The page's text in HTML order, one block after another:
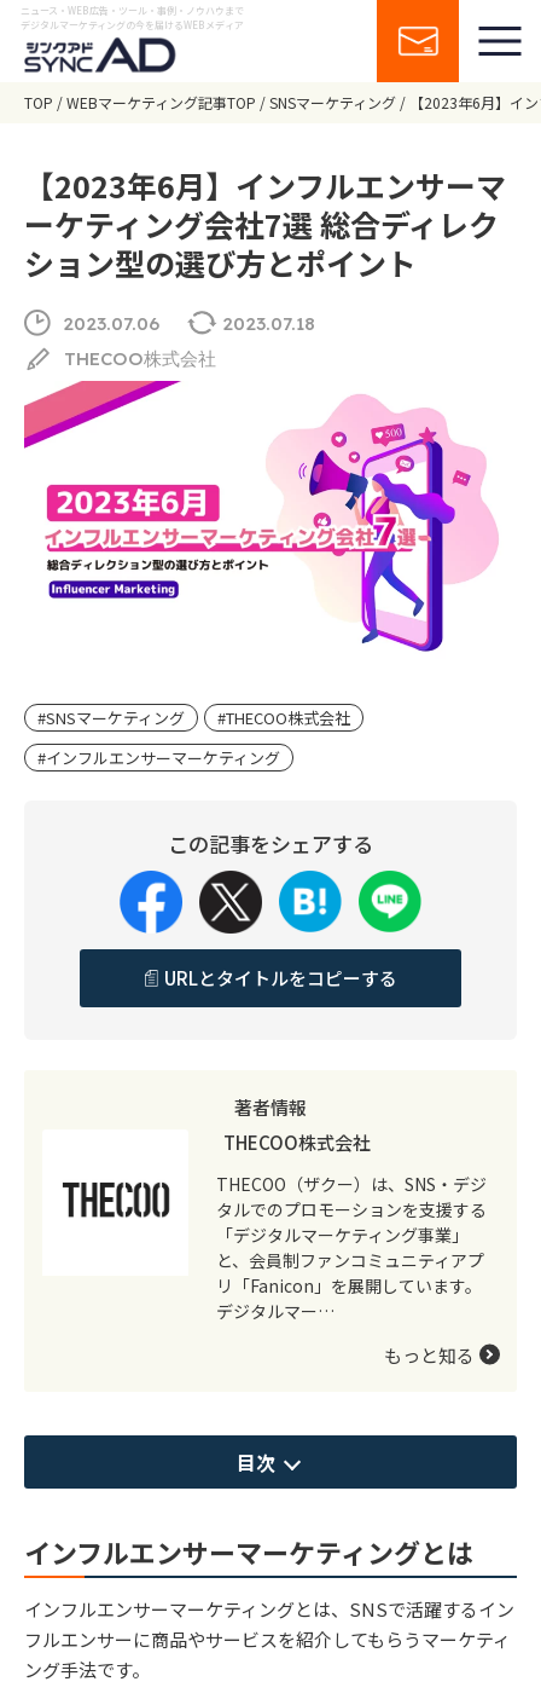
ニュース・WEB広告・ツール・事例・ノウハウまで
デジタルマーケティングの今を届けるWEBメディア
TOP WEBマーケティング記事TOP SNSマーケティング 【2023年6月】イ
【2023年6月】インフルエンサーマ
ーケティング会社7選 総合ディレク
ション型の選び方とポイント
2023.07.06
2023.07.18
THECOO株式会社
#SNSマーケティング
#THECOO株式会社
#インフルエンサーマーケティング
この記事をシェアする
URLとタイトルをコピーする
著者情報
THECOO株式会社
THECOO（ザクー）は、SNS・デジ
タルでのプロモーションを支援する
「デジタルマーケティング事業」
と、会員制ファンコミュニティアプ
リ「Fanicon」を展開しています。
デジタルマー…
もっと知る
目次
インフルエンサーマーケティングとは
インフルエンサーマーケティングとは、SNSで活躍するイン
フルエンサーに商品やサービスを紹介してもらうマーケティ
ング手法です。